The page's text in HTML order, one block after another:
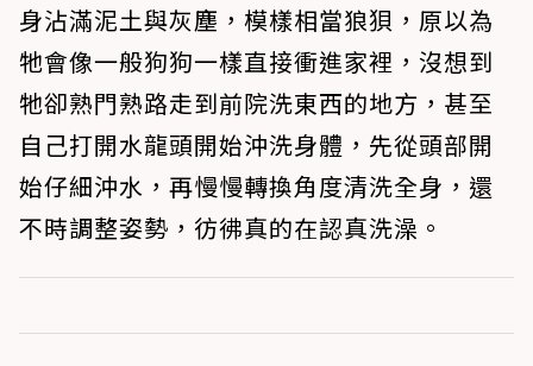
身沾滿泥土與灰塵，模樣相當狼狽，原以為
牠會像一般狗狗一樣直接衝進家裡，沒想到
牠卻熟門熟路走到前院洗東西的地方，甚至
自己打開水龍頭開始沖洗身體，先從頭部開
始仔細沖水，再慢慢轉換角度清洗全身，還
不時調整姿勢，彷彿真的在認真洗澡。